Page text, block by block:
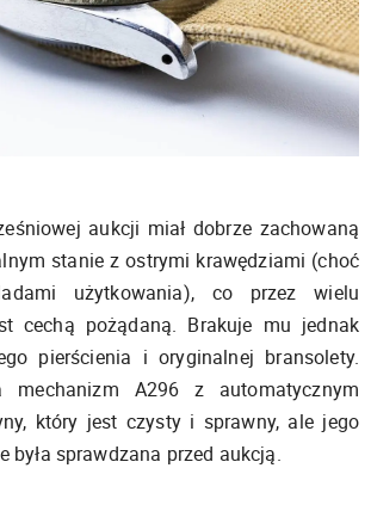
aukcji miał dobrze zachowaną
stanie z ostrymi krawędziami (choć
użytkowania), co przez wielu
cechą pożądaną. Brakuje mu jednak
pierścienia i oryginalnej bransolety.
mechanizm A296 z automatycznym
który jest czysty i sprawny, ale jego
była sprawdzana przed aukcją.